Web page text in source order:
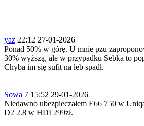
yaz 22:12 27-01-2026
Ponad 50% w górę. U mnie pzu
30% wyższą, ale w przypadku Sebka to
Chyba im się sufit na łeb spadł.
Sowa 7 15:52 29-01-2026
Niedawno ubezpieczałem E66 750 w
D2 2.8 w HDI 299zł.